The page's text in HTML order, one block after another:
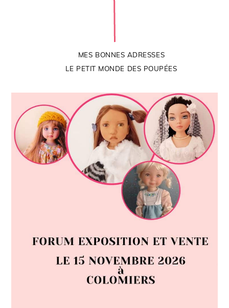
MES BONNES ADRESSES
LE PETIT MONDE DES POUPÉES